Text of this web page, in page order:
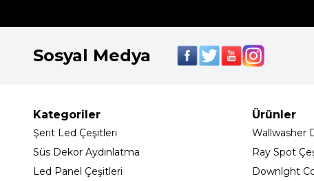
Sosyal Medya
Kategoriler
Şerit Led Çeşitleri
Süs Dekor Aydınlatma
Led Panel Çeşitleri
Ürünler
Wallwasher
Ray Spot
Downlght